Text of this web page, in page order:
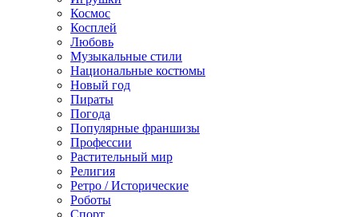
Космос
Косплей
Любовь
Музыкальные стили
Национальные костюмы
Новый год
Пираты
Погода
Популярные франшизы
Профессии
Растительный мир
Религия
Ретро / Исторические
Роботы
Спорт